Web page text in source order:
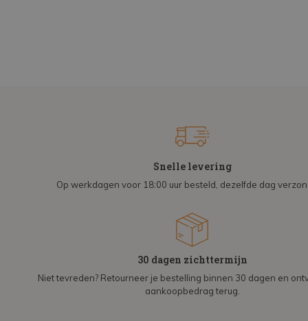
Snelle levering
Op werkdagen voor 18:00 uur besteld, dezelfde dag
30 dagen zichttermijn
Niet tevreden? Retourneer je bestelling binnen 30 dagen en
aankoopbedrag terug.